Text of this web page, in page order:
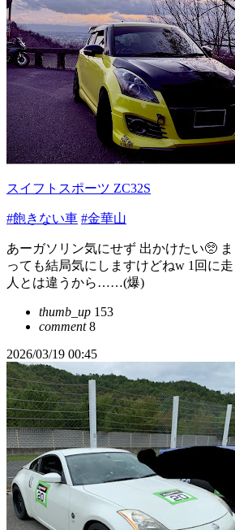
スイフトスポーツ ZC32S
#飽きない車 #金華山
あーガソリン気にせず 出かけたい🥺
っても結局気にしますけどねw 1回に
人とは違うから……(爆)
thumb_up 153
comment8
2026/03/19 00:45